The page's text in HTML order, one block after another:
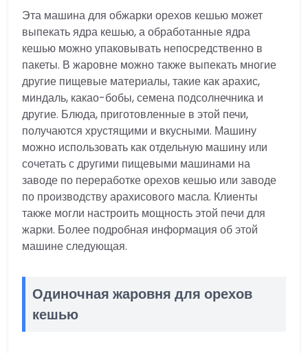
Эта машина для обжарки орехов кешью может
выпекать ядра кешью, а обработанные ядра
кешью можно упаковывать непосредственно в
пакеты. В жаровне можно также выпекать многие
другие пищевые материалы, такие как арахис,
миндаль, какао-бобы, семена подсолнечника и
другие. Блюда, приготовленные в этой печи,
получаются хрустящими и вкусными. Машину
можно использовать как отдельную машину или
сочетать с другими пищевыми машинами на
заводе по переработке орехов кешью или заводе
по производству арахисового масла. Клиенты
также могли настроить мощность этой печи для
жарки. Более подробная информация об этой
машине следующая.
Одиночная жаровня для орехов
кешью